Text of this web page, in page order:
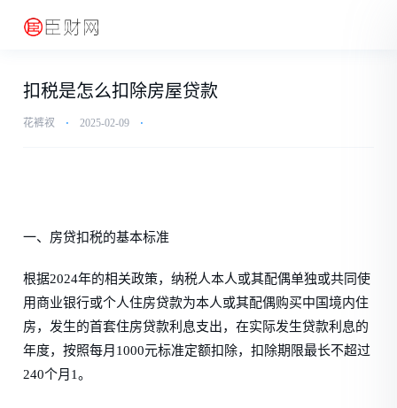
扣税是怎么扣除房屋贷款
花裤衩 ⋅ 2025-02-09 ⋅
一、房贷扣税的基本标准
根据2024年的相关政策，纳税人本人或其配偶单独或共同使
用商业银行或个人住房贷款为本人或其配偶购买中国境内住
房，发生的首套住房贷款利息支出，在实际发生贷款利息的
年度，按照每月1000元标准定额扣除，扣除期限最长不超过
240个月1。